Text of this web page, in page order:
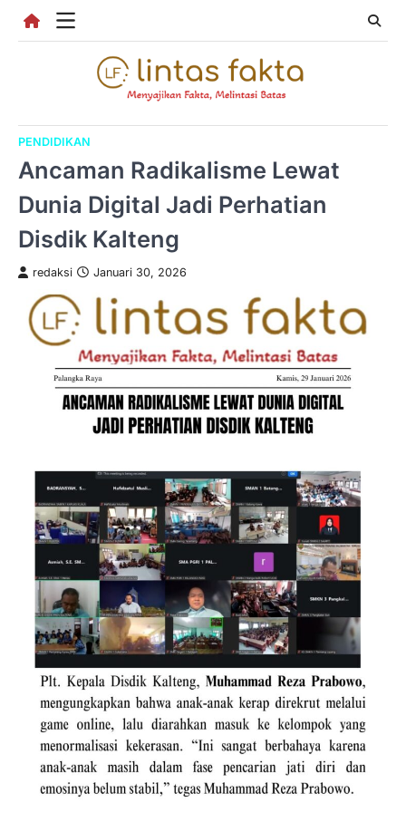
PENDIDIKAN
Ancaman Radikalisme Lewat
Dunia Digital Jadi Perhatian
Disdik Kalteng
redaksi Januari 30, 2026